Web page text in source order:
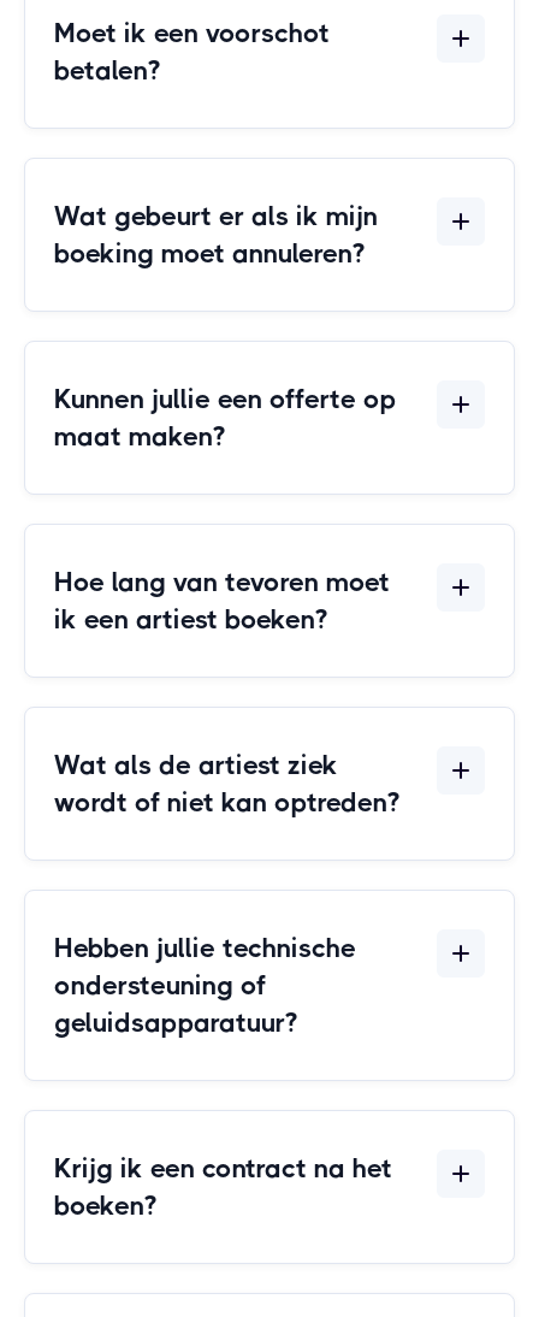
Moet ik een voorschot
betalen?
Wat gebeurt er als ik mijn
boeking moet annuleren?
Kunnen jullie een offerte op
maat maken?
Hoe lang van tevoren moet
ik een artiest boeken?
Wat als de artiest ziek
wordt of niet kan optreden?
Hebben jullie technische
ondersteuning of
geluidsapparatuur?
Krijg ik een contract na het
boeken?